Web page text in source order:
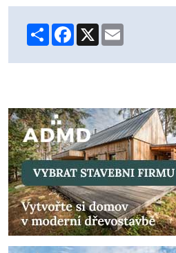
ShareFacebook
X